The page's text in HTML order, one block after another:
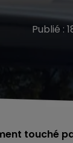
Publié :
touché